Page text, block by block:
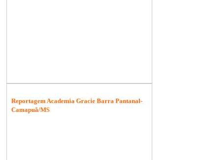
Reportagem Academia Gracie Barra Pantanal-
Camapuã/MS